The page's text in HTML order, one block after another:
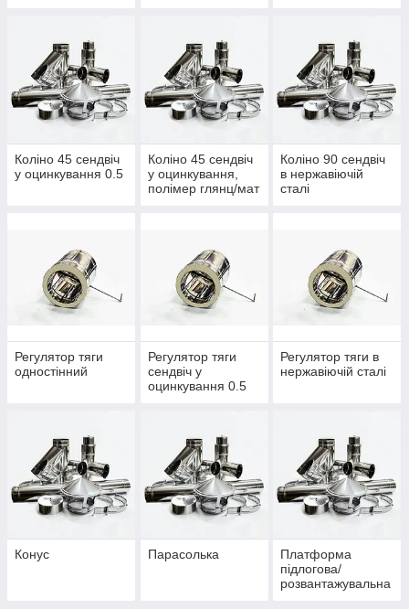
Платформа підлогова/розвантажувальна/опорна
Коліно 45 сендвіч
у оцинкування 0.5
Коліно 45 сендвіч
у оцинкування,
полімер глянц/мат
Коліно 90 сендвіч
в нержавіючій
сталі
Регулятор тяги
одностінний
Регулятор тяги
сендвіч у
оцинкування 0.5
Регулятор тяги в
нержавіючій сталі
Конус Парасолька
Платформа
підлогова/
розвантажувальна